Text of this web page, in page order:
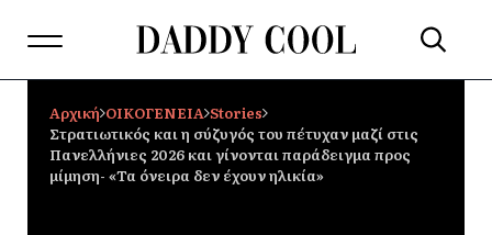
Αρχική ΟΙΚΟΓΕΝΕΙΑ Stories
Στρατιωτικός και η σύζυγός του πέτυχαν μαζί στις
Πανελλήνιες 2026 και γίνονται παράδειγμα προς
μίμηση- «Τα όνειρα δεν έχουν ηλικία»